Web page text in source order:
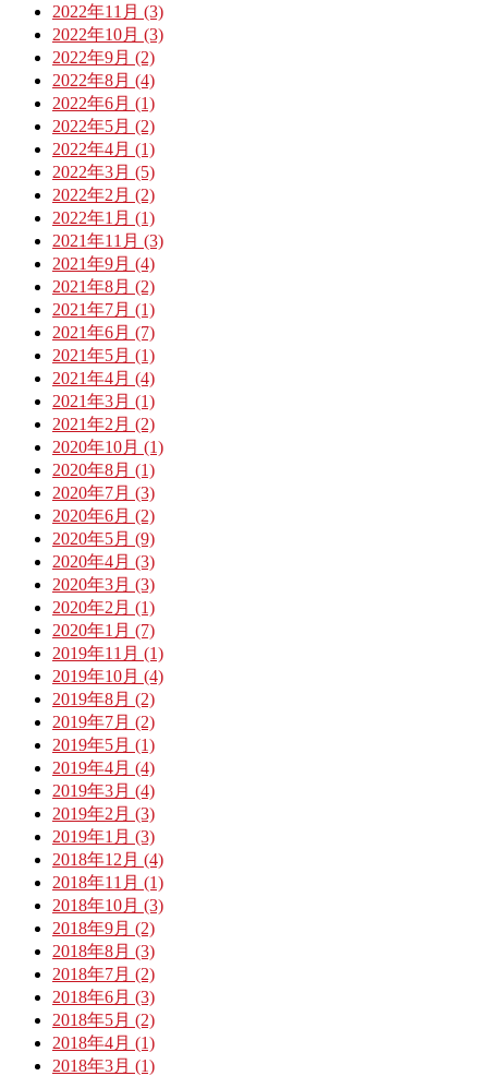
2022年11月 (3)
2022年10月 (3)
2022年9月 (2)
2022年8月 (4)
2022年6月 (1)
2022年5月 (2)
2022年4月 (1)
2022年3月 (5)
2022年2月 (2)
2022年1月 (1)
2021年11月 (3)
2021年9月 (4)
2021年8月 (2)
2021年7月 (1)
2021年6月 (7)
2021年5月 (1)
2021年4月 (4)
2021年3月 (1)
2021年2月 (2)
2020年10月 (1)
2020年8月 (1)
2020年7月 (3)
2020年6月 (2)
2020年5月 (9)
2020年4月 (3)
2020年3月 (3)
2020年2月 (1)
2020年1月 (7)
2019年11月 (1)
2019年10月 (4)
2019年8月 (2)
2019年7月 (2)
2019年5月 (1)
2019年4月 (4)
2019年3月 (4)
2019年2月 (3)
2019年1月 (3)
2018年12月 (4)
2018年11月 (1)
2018年10月 (3)
2018年9月 (2)
2018年8月 (3)
2018年7月 (2)
2018年6月 (3)
2018年5月 (2)
2018年4月 (1)
2018年3月 (1)